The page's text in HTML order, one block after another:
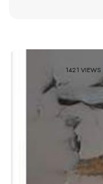
1421 VIEWS